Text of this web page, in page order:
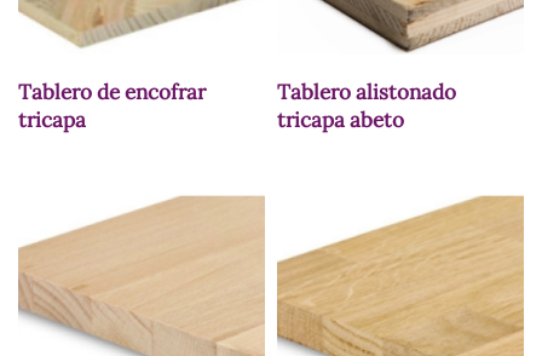
Tablero de encofrar
tricapa
Tablero alistonado
tricapa abeto